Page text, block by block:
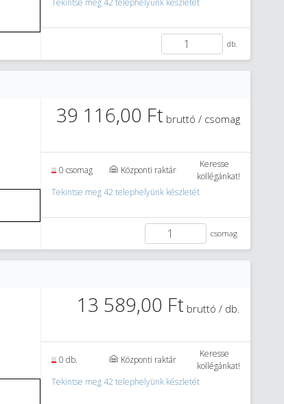
Tekintse meg 42 telephelyünk készletét
db.
39 116,00 Ft bruttó / csomag
0 csomag Központi raktár
Keresse
kollégánkat!
Tekintse meg 42 telephelyünk készletét
csomag
13 589,00 Ft bruttó / db.
0 db. Központi raktár
Keresse
kollégánkat!
Tekintse meg 42 telephelyünk készletét